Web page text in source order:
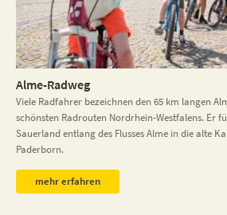
Alme-Radweg
Viele Radfahrer bezeichnen den 65 km langen
schönsten Radrouten Nordrhein-Westfalens. Er
Sauerland entlang des Flusses Alme in die alte
Paderborn.
mehr erfahren